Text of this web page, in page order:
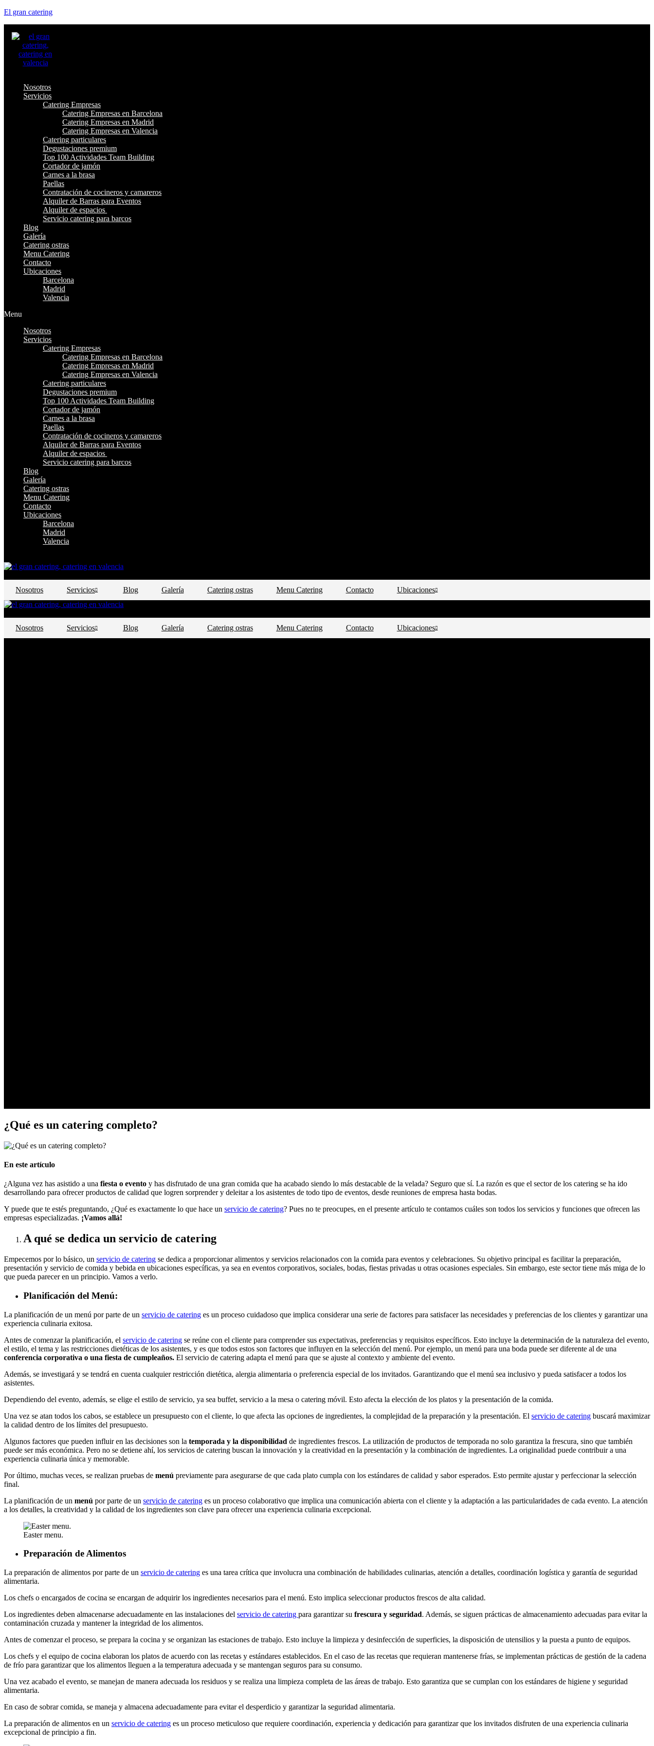
El gran catering
Nosotros
Servicios
Catering Empresas
Catering Empresas en Barcelona
Catering Empresas en Madrid
Catering Empresas en Valencia
Catering particulares
Degustaciones premium
Top 100 Actividades Team Building
Cortador de jamón
Carnes a la brasa
Paellas
Contratación de cocineros y camareros
Alquiler de Barras para Eventos
Alquiler de espacios
Servicio catering para barcos
Blog
Galería
Catering ostras
Menu Catering
Contacto
Ubicaciones
Barcelona
Madrid
Valencia
Menu
Nosotros
Servicios
Catering Empresas
Catering Empresas en Barcelona
Catering Empresas en Madrid
Catering Empresas en Valencia
Catering particulares
Degustaciones premium
Top 100 Actividades Team Building
Cortador de jamón
Carnes a la brasa
Paellas
Contratación de cocineros y camareros
Alquiler de Barras para Eventos
Alquiler de espacios
Servicio catering para barcos
Blog
Galería
Catering ostras
Menu Catering
Contacto
Ubicaciones
Barcelona
Madrid
Valencia
Nosotros Servicios Blog Galería Catering ostras Menu Catering Contacto Ubicaciones
Nosotros Servicios Blog Galería Catering ostras Menu Catering Contacto Ubicaciones
¿Qué es un catering completo?
En este artículo
¿Alguna vez has asistido a una fiesta o evento y has disfrutado de una gran comida que ha acabado siendo lo más destacable de la velada? Seguro que sí. La razón es que el sector de los catering se ha ido
desarrollando para ofrecer productos de calidad que logren sorprender y deleitar a los asistentes de todo tipo de eventos, desde reuniones de empresa hasta bodas.
Y puede que te estés preguntando, ¿Qué es exactamente lo que hace un servicio de catering? Pues no te preocupes, en el presente artículo te contamos cuáles son todos los servicios y funciones que ofrecen las
empresas especializadas. ¡Vamos allá!
A qué se dedica un servicio de catering
Empecemos por lo básico, un servicio de catering se dedica a proporcionar alimentos y servicios relacionados con la comida para eventos y celebraciones. Su objetivo principal es facilitar la preparación,
presentación y servicio de comida y bebida en ubicaciones específicas, ya sea en eventos corporativos, sociales, bodas, fiestas privadas u otras ocasiones especiales. Sin embargo, este sector tiene más miga de lo
que pueda parecer en un principio. Vamos a verlo.
Planificación del Menú:
La planificación de un menú por parte de un servicio de catering es un proceso cuidadoso que implica considerar una serie de factores para satisfacer las necesidades y preferencias de los clientes y garantizar una
experiencia culinaria exitosa.
Antes de comenzar la planificación, el servicio de catering se reúne con el cliente para comprender sus expectativas, preferencias y requisitos específicos. Esto incluye la determinación de la naturaleza del evento,
el estilo, el tema y las restricciones dietéticas de los asistentes, y es que todos estos son factores que influyen en la selección del menú. Por ejemplo, un menú para una boda puede ser diferente al de una
conferencia corporativa o una fiesta de cumpleaños. El servicio de catering adapta el menú para que se ajuste al contexto y ambiente del evento.
Además, se investigará y se tendrá en cuenta cualquier restricción dietética, alergia alimentaria o preferencia especial de los invitados. Garantizando que el menú sea inclusivo y pueda satisfacer a todos los
asistentes.
Dependiendo del evento, además, se elige el estilo de servicio, ya sea buffet, servicio a la mesa o catering móvil. Esto afecta la elección de los platos y la presentación de la comida.
Una vez se atan todos los cabos, se establece un presupuesto con el cliente, lo que afecta las opciones de ingredientes, la complejidad de la preparación y la presentación. El servicio de catering buscará maximizar
la calidad dentro de los límites del presupuesto.
Algunos factores que pueden influir en las decisiones son la temporada y la disponibilidad de ingredientes frescos. La utilización de productos de temporada no solo garantiza la frescura, sino que también
puede ser más económica. Pero no se detiene ahí, los servicios de catering buscan la innovación y la creatividad en la presentación y la combinación de ingredientes. La originalidad puede contribuir a una
experiencia culinaria única y memorable.
Por último, muchas veces, se realizan pruebas de menú previamente para asegurarse de que cada plato cumpla con los estándares de calidad y sabor esperados. Esto permite ajustar y perfeccionar la selección
final.
La planificación de un menú por parte de un servicio de catering es un proceso colaborativo que implica una comunicación abierta con el cliente y la adaptación a las particularidades de cada evento. La atención
a los detalles, la creatividad y la calidad de los ingredientes son clave para ofrecer una experiencia culinaria excepcional.
Easter menu.
Preparación de Alimentos
La preparación de alimentos por parte de un servicio de catering es una tarea crítica que involucra una combinación de habilidades culinarias, atención a detalles, coordinación logística y garantía de seguridad
alimentaria.
Los chefs o encargados de cocina se encargan de adquirir los ingredientes necesarios para el menú. Esto implica seleccionar productos frescos de alta calidad.
Los ingredientes deben almacenarse adecuadamente en las instalaciones del servicio de catering para garantizar su frescura y seguridad. Además, se siguen prácticas de almacenamiento adecuadas para evitar la
contaminación cruzada y mantener la integridad de los alimentos.
Antes de comenzar el proceso, se prepara la cocina y se organizan las estaciones de trabajo. Esto incluye la limpieza y desinfección de superficies, la disposición de utensilios y la puesta a punto de equipos.
Los chefs y el equipo de cocina elaboran los platos de acuerdo con las recetas y estándares establecidos. En el caso de las recetas que requieran mantenerse frías, se implementan prácticas de gestión de la cadena
de frío para garantizar que los alimentos lleguen a la temperatura adecuada y se mantengan seguros para su consumo.
Una vez acabado el evento, se manejan de manera adecuada los residuos y se realiza una limpieza completa de las áreas de trabajo. Esto garantiza que se cumplan con los estándares de higiene y seguridad
alimentaria.
En caso de sobrar comida, se maneja y almacena adecuadamente para evitar el desperdicio y garantizar la seguridad alimentaria.
La preparación de alimentos en un servicio de catering es un proceso meticuloso que requiere coordinación, experiencia y dedicación para garantizar que los invitados disfruten de una experiencia culinaria
excepcional de principio a fin.